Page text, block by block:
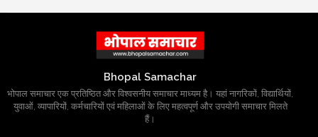
Bhopal Samachar
भोपाल समाचार एक प्रतिष्ठित और विश्वसनीय समाचार माध्यम है। यहां नागरिकों, विद्यार्थियों,
युवाओं, व्यापारियों, कर्मचारियों एवं महिलाओं के लिए महत्वपूर्ण और उपयोगी समाचार मिलते
हैं।